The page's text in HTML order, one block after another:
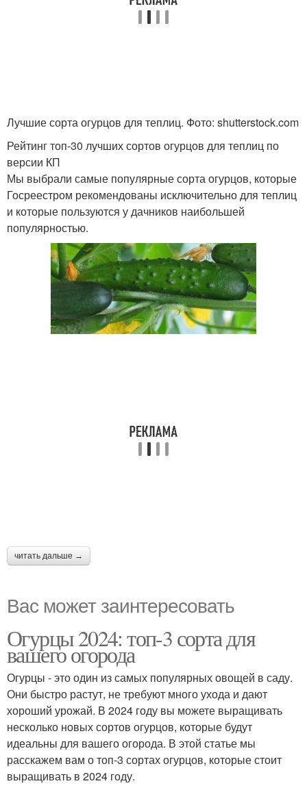
Лучшие сорта огурцов для теплиц. Фото: shutterstock.com
Рейтинг топ-30 лучших сортов огурцов для теплиц по
версии КП
Мы выбрали самые популярные сорта огурцов, которые
Госреестром рекомендованы исключительно для теплиц
и которые пользуются у дачников наибольшей
популярностью.
читать дальше →
Вас может заинтересовать
Огурцы 2024: топ-3 сорта для
вашего огорода
Огурцы - это один из самых популярных овощей в саду.
Они быстро растут, не требуют много ухода и дают
хороший урожай. В 2024 году вы можете выращивать
несколько новых сортов огурцов, которые будут
идеальны для вашего огорода. В этой статье мы
расскажем вам о топ-3 сортах огурцов, которые стоит
выращивать в 2024 году.